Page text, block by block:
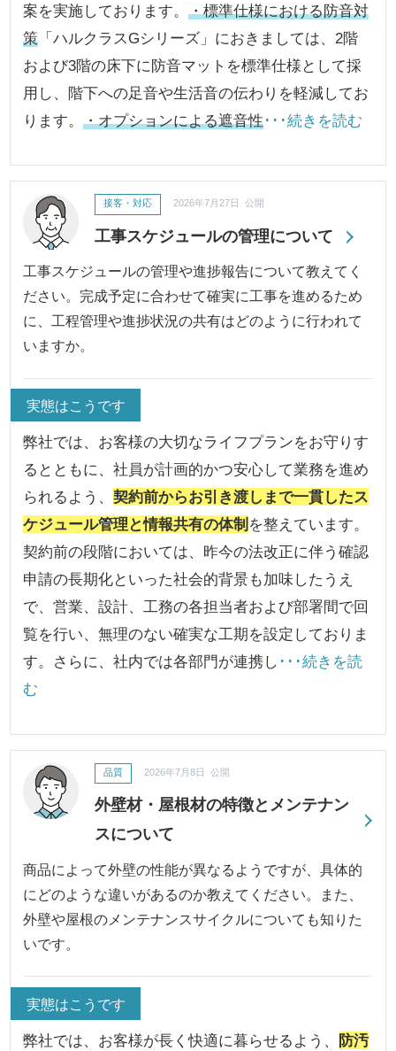
案を実施しております。・標準仕様における防音対
策 「ハルクラスGシリーズ」におきましては、2階
および3階の床下に防音マットを標準仕様として採
用し、階下への足音や生活音の伝わりを軽減してお
ります。・オプションによる遮音性･･･続きを読む
工事スケジュールの管理について
接客・対応 2026年7月27日 公開
工事スケジュールの管理や進捗報告について教えてく
ださい。完成予定に合わせて確実に工事を進めるため
に、工程管理や進捗状況の共有はどのように行われて
いますか。
実態はこうです
弊社では、お客様の大切なライフプランをお守りす
るとともに、社員が計画的かつ安心して業務を進め
られるよう、契約前からお引き渡しまで一貫したス
ケジュール管理と情報共有の体制 を整えています。
契約前の段階においては、昨今の法改正に伴う確認
申請の長期化といった社会的背景も加味したうえ
で、営業、設計、工務の各担当者および部署間で回
覧を行い、無理のない確実な工期を設定しておりま
す。さらに、社内では各部門が連携し ･･･続きを読
む
外壁材・屋根材の特徴とメンテナン
スについて
品質 2026年7月8日 公開
商品によって外壁の性能が異なるようですが、具体的
にどのような違いがあるのか教えてください。また、
外壁や屋根のメンテナンスサイクルについても知りた
いです。
実態はこうです
弊社では、お客様が長く快適に暮らせるよう、 防汚